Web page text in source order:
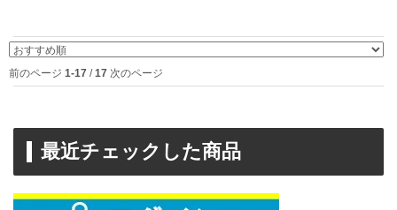
前のページ 1-17 /17 次のページ
最近チェックした商品